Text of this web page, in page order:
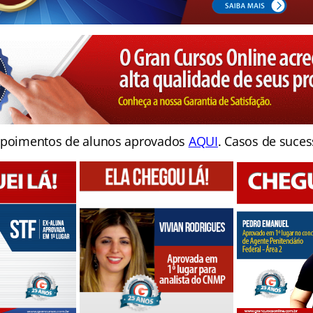
de alunos aprovados AQUI. Casos de